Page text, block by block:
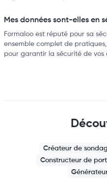
Mes données sont-elles en
Formaloo est réputé pour sa
ensemble complet de
pour garantir la sécurité de vos
Créateur de
Constructeur de